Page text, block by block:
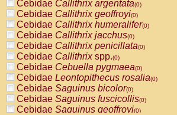
Cebidae Callithrix argentata(0)
Cebidae Callithrix geoffroyi(0)
Cebidae Callithrix humeralifer(0)
Cebidae Callithrix jacchus(0)
Cebidae Callithrix penicillata(0)
Cebidae Callithrixspp.(0)
Cebidae Cebuella pygmaea(0)
Cebidae Leontopithecus rosalia(0)
Cebidae Saguinus bicolor(0)
Cebidae Saguinus fuscicollis(0)
Cebidae Saguinus geoffroyi(0)